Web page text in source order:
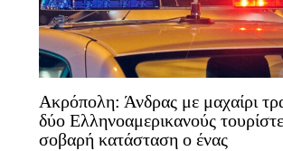
Ακρόπολη: Άνδρας με μαχαίρι
δύο Ελληνοαμερικανούς
σοβαρή κατάσταση ο ένας